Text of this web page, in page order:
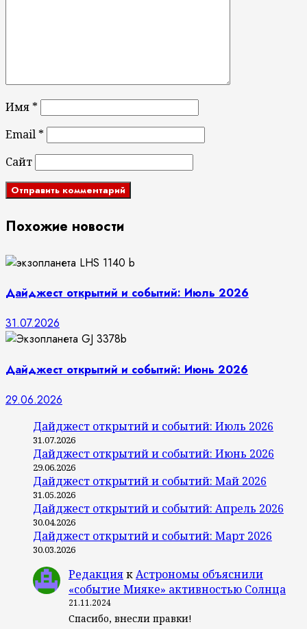
Имя *
Email *
Сайт
Похожие новости
Дайджест открытий и событий: Июль 2026
31.07.2026
Дайджест открытий и событий: Июнь 2026
29.06.2026
Дайджест открытий и событий: Июль 2026
31.07.2026
Дайджест открытий и событий: Июнь 2026
29.06.2026
Дайджест открытий и событий: Май 2026
31.05.2026
Дайджест открытий и событий: Апрель 2026
30.04.2026
Дайджест открытий и событий: Март 2026
30.03.2026
РедакциякАстрономы объяснили
«событие Мияке» активностью Солнца
21.11.2024
Спасибо, внесли правки!